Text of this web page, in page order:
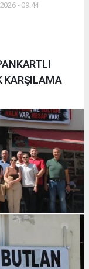
- 09:44
KARŞILAMA